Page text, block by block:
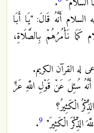
أَنَّهُ قَالَ: "يَا أَبَا
كَمَا نَأْمُرُهُمْ بِالصَّلَاةِ،
له القرآن الكريم.
سُئِلَ عَنْ قَوْلِ اللَّهِ عَزَّ
الْكَثِيرُ؟
الذِّكْرَ الْكَثِيرَ" 9
.